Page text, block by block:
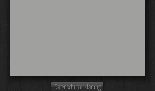
Datenschutzerklärung